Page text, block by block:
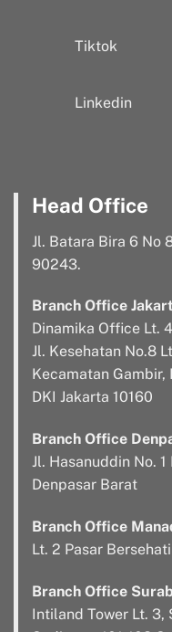
Tiktok
Linkedin
Head Office
Jl. Batara Bira 6 No
90243.
Branch Office
Dinamika Office Lt. 4
Jl. Kesehatan No.8
Kecamatan Gambir,
DKI Jakarta 10160
Branch Office
Jl. Hasanuddin No.
Denpasar Barat
Branch Office
Lt. 2 Pasar
Branch Office
Intiland Tower Lt. 3,